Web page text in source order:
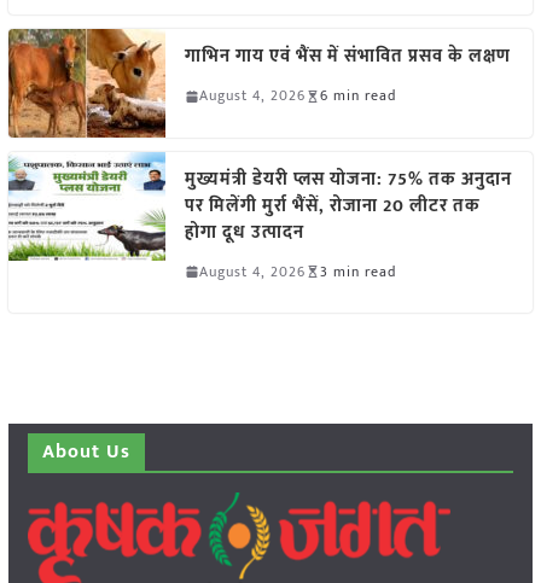
गाभिन गाय एवं भैंस में संभावित प्रसव के लक्षण
August 4, 2026 6 min read
मुख्यमंत्री डेयरी प्लस योजना: 75% तक अनुदान
पर मिलेंगी मुर्रा भैंसें, रोजाना 20 लीटर तक
होगा दूध उत्पादन
August 4, 2026 3 min read
About Us